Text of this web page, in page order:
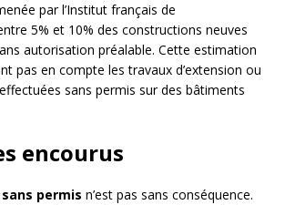
par l’Institut français de
5% et 10% des constructions neuves
autorisation préalable. Cette estimation
pas en compte les travaux d’extension ou
sans permis sur des bâtiments
encourus
permis n’est pas sans conséquence.